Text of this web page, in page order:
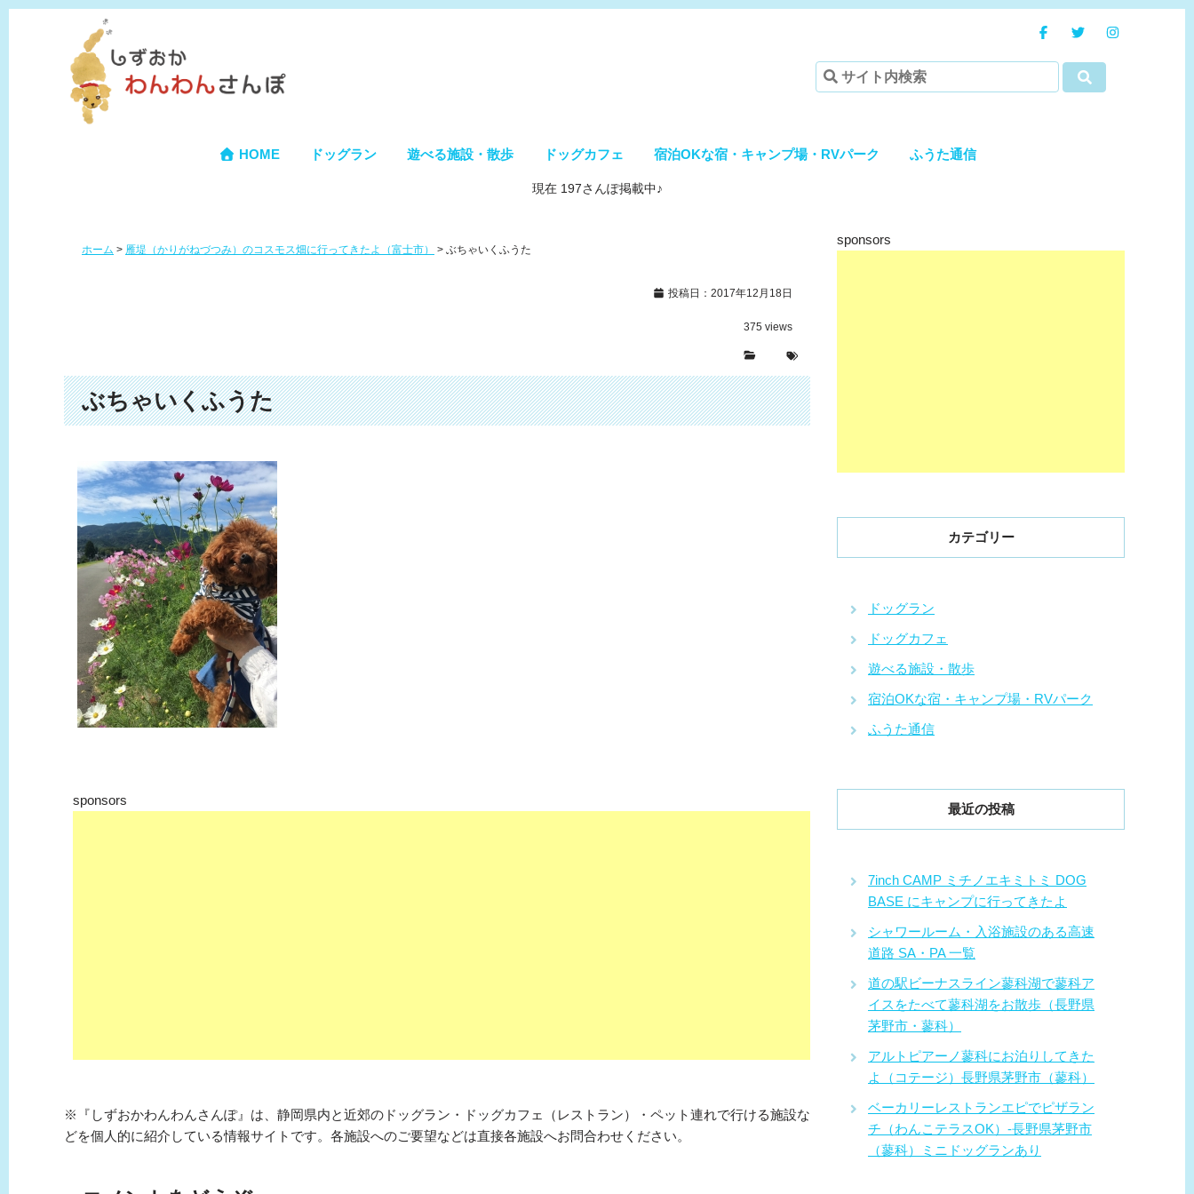
HOME ドッグラン 遊べる施設・散歩 ドッグカフェ 宿泊OKな宿・キャンプ場・RVパーク ふうた通信
現在 197さんぽ掲載中♪
ホーム > 雁堤（かりがねづつみ）のコスモス畑に行ってきたよ（富士市） > ぶちゃいくふうた
投稿日：2017年12月18日
375 views
ぶちゃいくふうた
sponsors
※『しずおかわんわんさんぽ』は、静岡県内と近郊のドッグラン・ドッグカフェ（レストラン）・ペット連れで行ける施設な
どを個人的に紹介している情報サイトです。各施設へのご要望などは直接各施設へお問合わせください。
sponsors
カテゴリー
ドッグラン
ドッグカフェ
遊べる施設・散歩
宿泊OKな宿・キャンプ場・RVパーク
ふうた通信
最近の投稿
7inch CAMP ミチノエキミトミ DOG
BASE にキャンプに行ってきたよ
シャワールーム・入浴施設のある高速
道路 SA・PA 一覧
道の駅ビーナスライン蓼科湖で蓼科ア
イスをたべて蓼科湖をお散歩（長野県
茅野市・蓼科）
アルトピアーノ蓼科にお泊りしてきた
よ（コテージ）長野県茅野市（蓼科）
ベーカリーレストランエピでピザラン
チ（わんこテラスOK）-長野県茅野市
（蓼科）ミニドッグランあり